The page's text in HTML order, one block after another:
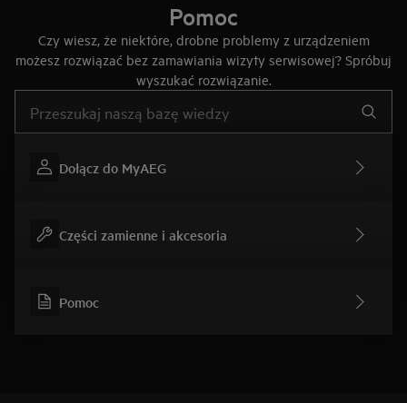
Pomoc
Czy wiesz, że niektóre, drobne problemy z urządzeniem
możesz rozwiązać bez zamawiania wizyty serwisowej? Spróbuj
wyszukać rozwiązanie.
Dołącz do MyAEG
Części zamienne i akcesoria
Pomoc